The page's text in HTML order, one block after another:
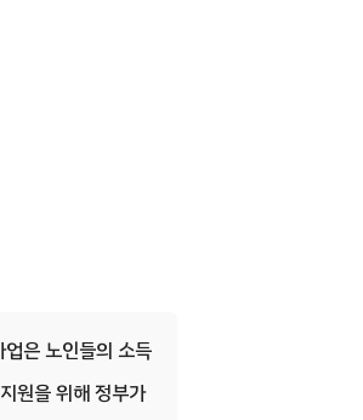
은 노인들의 소득
원을 위해 정부가